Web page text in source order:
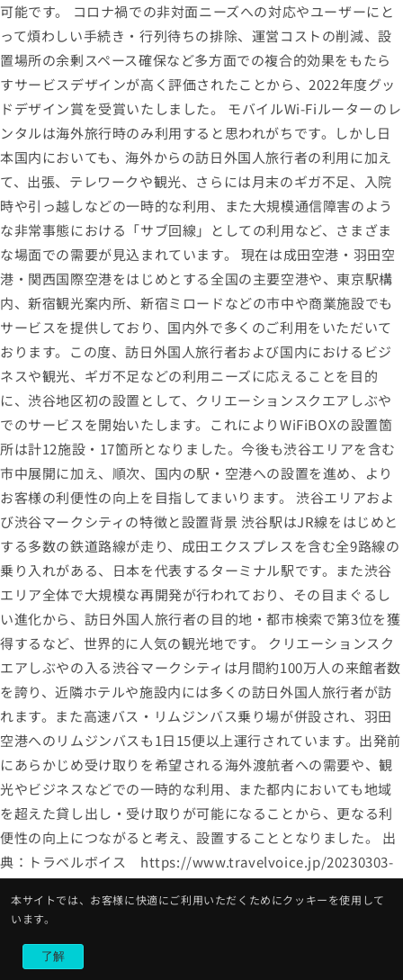
本サイトでは、お客様に快適にご利用いただくためにクッキーを使用して
います。
了解
可能です。 コロナ禍での非対面ニーズへの対応やユーザーにと
って煩わしい手続き・行列待ちの排除、運営コストの削減、設
置場所の余剰スペース確保など多方面での複合的効果をもたら
すサービスデザインが高く評価されたことから、2022年度グッ
ドデザイン賞を受賞いたしました。 モバイルWi-Fiルーターのレ
ンタルは海外旅行時のみ利用すると思われがちです。しかし日
本国内においても、海外からの訪日外国人旅行者の利用に加え
て、出張、テレワークや観光、さらには月末のギガ不足、入院
時や引っ越しなどの一時的な利用、また大規模通信障害のよう
な非常事態における「サブ回線」としての利用など、さまざま
な場面での需要が見込まれています。 現在は成田空港・羽田空
港・関西国際空港をはじめとする全国の主要空港や、東京駅構
内、新宿観光案内所、新宿ミロードなどの市中や商業施設でも
サービスを提供しており、国内外で多くのご利用をいただいて
おります。この度、訪日外国人旅行者および国内におけるビジ
ネスや観光、ギガ不足などの利用ニーズに応えることを目的
に、渋谷地区初の設置として、クリエーションスクエアしぶや
でのサービスを開始いたします。これによりWiFiBOXの設置箇
所は計12施設・17箇所となりました。今後も渋谷エリアを含む
市中展開に加え、順次、国内の駅・空港への設置を進め、より
お客様の利便性の向上を目指してまいります。 渋谷エリアおよ
び渋谷マークシティの特徴と設置背景 渋谷駅はJR線をはじめと
する多数の鉄道路線が走り、成田エクスプレスを含む全9路線の
乗り入れがある、日本を代表するターミナル駅です。また渋谷
エリア全体で大規模な再開発が行われており、その目まぐるし
い進化から、訪日外国人旅行者の目的地・都市検索で第3位を獲
得するなど、世界的に人気の観光地です。 クリエーションスク
エアしぶやの入る渋谷マークシティは月間約100万人の来館者数
を誇り、近隣ホテルや施設内には多くの訪日外国人旅行者が訪
れます。また高速バス・リムジンバス乗り場が併設され、羽田
空港へのリムジンバスも1日15便以上運行されています。出発前
にあらかじめ受け取りを希望される海外渡航者への需要や、観
光やビジネスなどでの一時的な利用、また都内においても地域
を超えた貸し出し・受け取りが可能になることから、更なる利
便性の向上につながると考え、設置することとなりました。 出
典：トラベルボイス https://www.travelvoice.jp/20230303-
谷区観光協会） 東京都渋谷区道玄坂1-12-1 渋谷マークシティ
840円(税込価格、無制限利用) ※1日あたり500MB/440円(税